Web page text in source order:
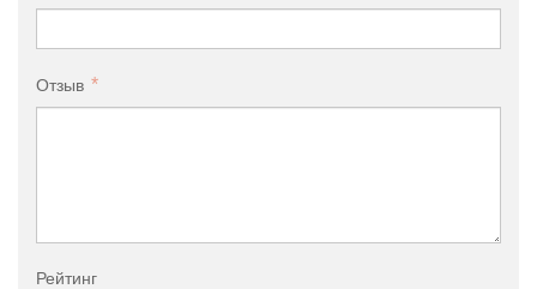
Отзыв
Рейтинг